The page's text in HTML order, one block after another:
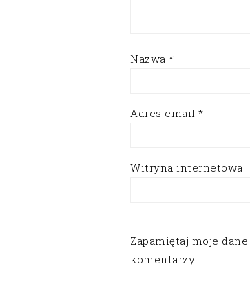
Nazwa *
Adres email *
Witryna internetowa
Zapamiętaj moje
komentarzy.